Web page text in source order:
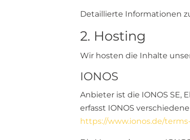
Detaillierte Informationen
2. Hosting
Wir hosten die Inhalte
IONOS
Anbieter ist die IONOS SE,
erfasst IONOS
https://www.ionos.de/